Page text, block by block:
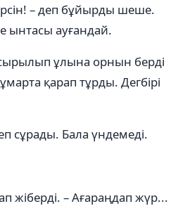
– деп бұйырды шеше.
ынтасы ауғандай.
ұлына орнын берді
қарап тұрды. Дегбірі
сұрады. Бала үндемеді.
жіберді. – Ағараңдап жүр...